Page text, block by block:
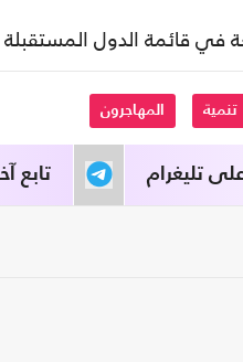
في قائمة الدول
تنمية المهاجرون
تابع تليغرام